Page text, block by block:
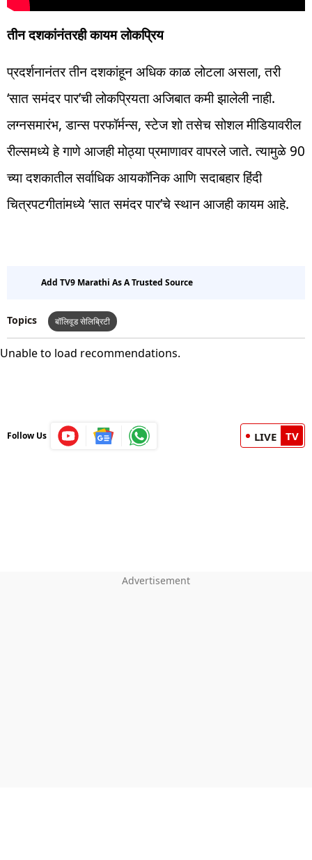
तीन दशकांनंतरही कायम लोकप्रिय
प्रदर्शनानंतर तीन दशकांहून अधिक काळ लोटला असला, तरी
‘सात समंदर पार’ची लोकप्रियता अजिबात कमी झालेली नाही.
लग्नसमारंभ, डान्स परफॉर्मन्स, स्टेज शो तसेच सोशल मीडियावरील
रील्समध्ये हे गाणे आजही मोठ्या प्रमाणावर वापरले जाते. त्यामुळे 90
च्या दशकातील सर्वाधिक आयकॉनिक आणि सदाबहार हिंदी
चित्रपटगीतांमध्ये ‘सात समंदर पार’चे स्थान आजही कायम आहे.
Add TV9 Marathi As A Trusted Source
Topics बॉलिवूड सेलिब्रिटी
Unable to load recommendations.
Follow Us LIVE TV